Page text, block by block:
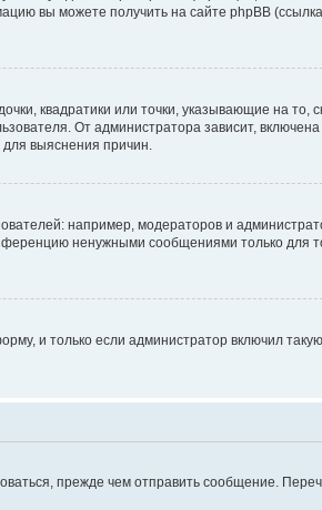
вы можете получить на сайте phpBB
квадратики или точки, указывающие на то,
От администратора зависит,
выяснения причин.
например, модераторов и
ненужными сообщениями только для
и только если администратор включил
прежде чем отправить сообщение.